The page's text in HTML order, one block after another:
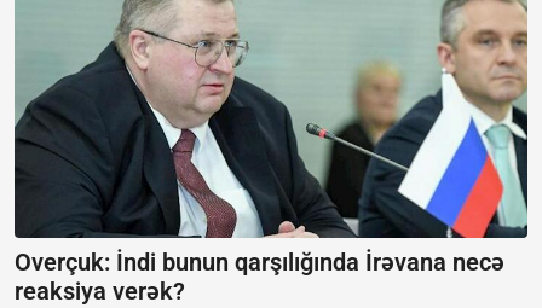
Overçuk: İndi bunun qarşılığında İrəvana necə
reaksiya verək?